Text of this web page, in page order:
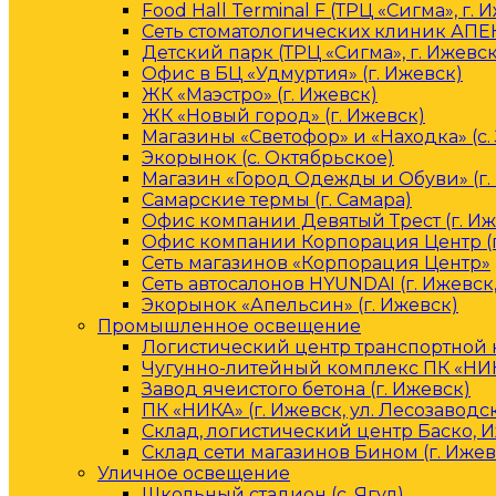
Food Hall Terminal F (ТРЦ «Сигма», г.
Сеть стоматологических клиник
Детский парк (ТРЦ «Сигма», г.
Офис в БЦ «Удмуртия» (г. Ижевск)
ЖК «Маэстро» (г. Ижевск)
ЖК «Новый город» (г. Ижевск)
Магазины «Светофор» и «Находка» (с.
Экорынок (с. Октябрьское)
Магазин «Город Одежды и Обуви»
Самарские термы (г. Самара)
Офис компании Девятый Трест (г.
Офис компании Корпорация Центр
Сеть магазинов «Корпорация Центр»
Сеть автосалонов HYUNDAI (г.
Экорынок «Апельсин» (г. Ижевск)
Промышленное освещение
Логистический центр
Чугунно-литейный комплекс ПК
Завод ячеистого бетона (г. Ижевск)
ПК «НИКА» (г. Ижевск, ул.
Склад, логистический центр Баско,
Склад сети магазинов Бином (г.
Уличное освещение